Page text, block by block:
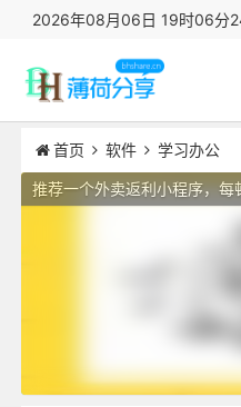
2026年08月06日 19时06分
首页 软件 学习办公
推荐一个外卖返利小程序，